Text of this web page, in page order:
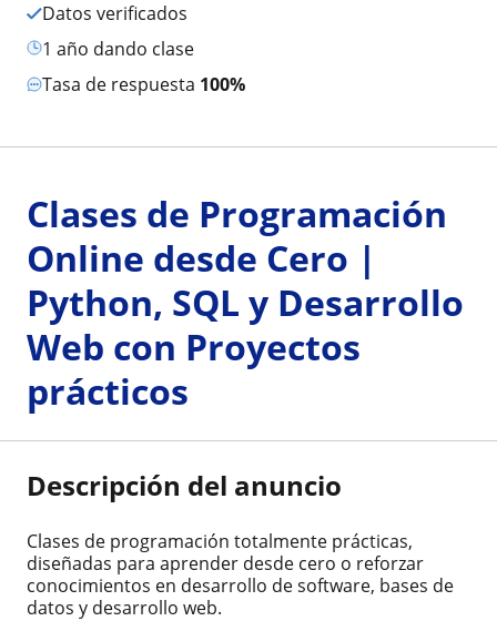
Datos verificados
1 año dando clase
Tasa de respuesta 100%
Clases de Programación
Online desde Cero |
Python, SQL y Desarrollo
Web con Proyectos
prácticos
Descripción del anuncio
Clases de programación totalmente prácticas,
diseñadas para aprender desde cero o reforzar
conocimientos en desarrollo de software, bases de
datos y desarrollo web.